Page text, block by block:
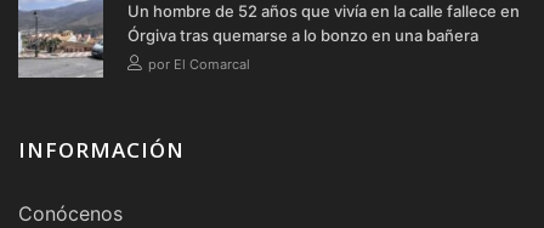
Un hombre de 52 años que vivía en la calle fallece en
Órgiva tras quemarse a lo bonzo en una bañera
por El Comarcal
INFORMACIÓN
Conócenos